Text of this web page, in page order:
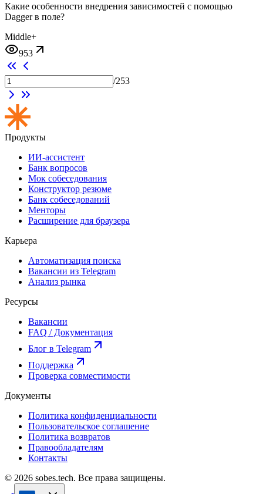
Какие особенности внедрения зависимостей с помощью
Dagger в поле?
Middle+
953
/253
Продукты
ИИ-ассистент
Банк вопросов
Мок собеседования
Конструктор резюме
Банк собеседований
Менторы
Расширение для браузера
Карьера
Автоматизация поиска
Вакансии из Telegram
Анализ рынка
Ресурсы
Вакансии
FAQ / Документация
Блог в Telegram
Поддержка
Проверка совместимости
Документы
Политика конфиденциальности
Пользовательское соглашение
Политика возвратов
Правообладателям
Контакты
© 2026 sobes.tech. Все права защищены.